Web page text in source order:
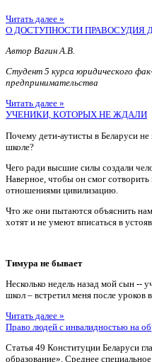
Читать далее »
О ДОСТУПНОСТИ ПРАВОСУДИЯ
Автор Вагин А.В.
Студент 5 курса юридического
предпринимательства
Читать далее »
УЧЕНИКИ, КОТОРЫХ НЕ ЖДАЛИ
Почему дети-аутисты в Беларуси
школе?
Чего ради высшие силы создали
Наверное, чтобы он смог
отношениями цивилизацию.
Что же они пытаются объяснить
хотят и не умеют вписаться в
Тимура не бывает
Несколько недель назад мой сын --
школ – встретил меня после уроков
Читать далее »
Право людей с инвалидностью на
Статья 49 Конституции Беларуси
образование». Среднее